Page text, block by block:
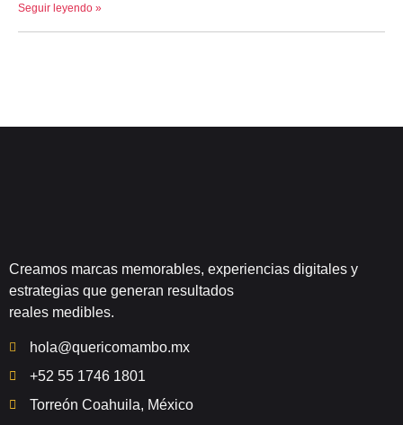
Seguir leyendo »
Creamos marcas memorables, experiencias digitales y
estrategias que generan resultados
reales medibles.
hola@quericomambo.mx
+52 55 1746 1801
Torreón Coahuila, México